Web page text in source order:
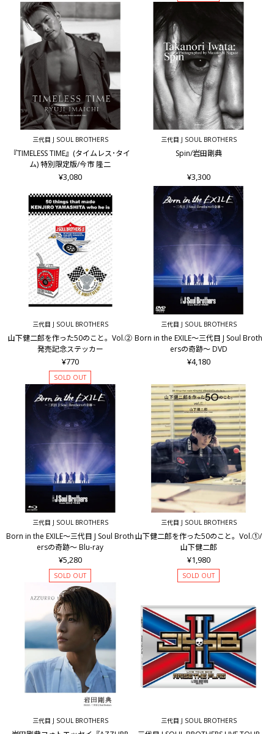
三代目 J SOUL BROTHERS
『TIMELESS TIME』(タイムレス･タイ
ム) 特別限定版/今市 隆二
¥3,080
三代目 J SOUL BROTHERS
Spin/岩田剛典
¥3,300
三代目 J SOUL BROTHERS
山下健二郎を作った50のこと。Vol.②
発売記念ステッカー
¥770
SOLD OUT
三代目 J SOUL BROTHERS
Born in the EXILE～三代目 J Soul Broth
ersの奇跡～ DVD
¥4,180
三代目 J SOUL BROTHERS
Born in the EXILE～三代目 J Soul Broth
ersの奇跡～ Blu-ray
¥5,280
SOLD OUT
三代目 J SOUL BROTHERS
山下健二郎を作った50のこと。Vol.①/
山下健二郎
¥1,980
SOLD OUT
三代目 J SOUL BROTHERS 三代目 J SOUL BROTHERS